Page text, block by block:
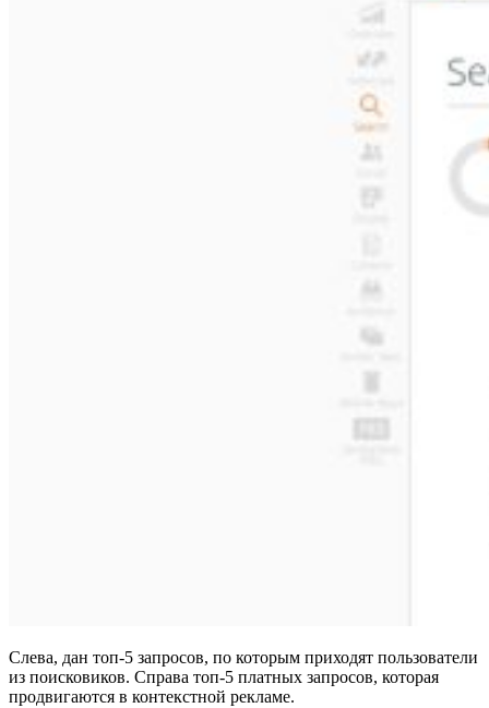
Слева, дан топ-5 запросов, по которым приходят пользователи
из поисковиков. Справа топ-5 платных запросов, которая
продвигаются в контекстной рекламе.